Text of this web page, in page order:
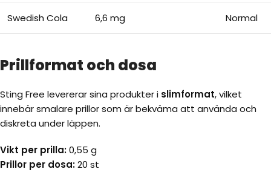
Swedish Cola 6,6 mg Normal
Prillformat och dosa
Sting Free levererar sina produkter i slimformat, vilket
innebär smalare prillor som är bekväma att använda och
diskreta under läppen.
Vikt per prilla:0,55 g
Prillor per dosa:20 st